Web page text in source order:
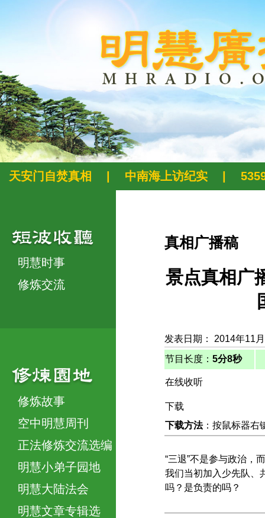
天安门自焚真相 中南海上访纪实
明慧时事
修炼交流
修炼故事
空中明慧周刊
正法修炼交流选编
明慧小弟子园地
明慧大陆法会
明慧文章专辑选
真相广播稿
景点真相广
发表日期： 2014年11
节目长度： 5分8秒
在线收听
下载
下载方法：按鼠标器右
“三退”不是参与政治，
我们当初加入少先队、
吗？是负责的吗？